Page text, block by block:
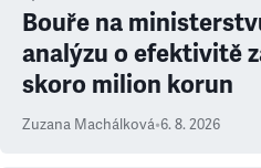
Bouře na
analýzu o efektivitě
skoro milion korun
Zuzana Machálková•6. 8. 2026